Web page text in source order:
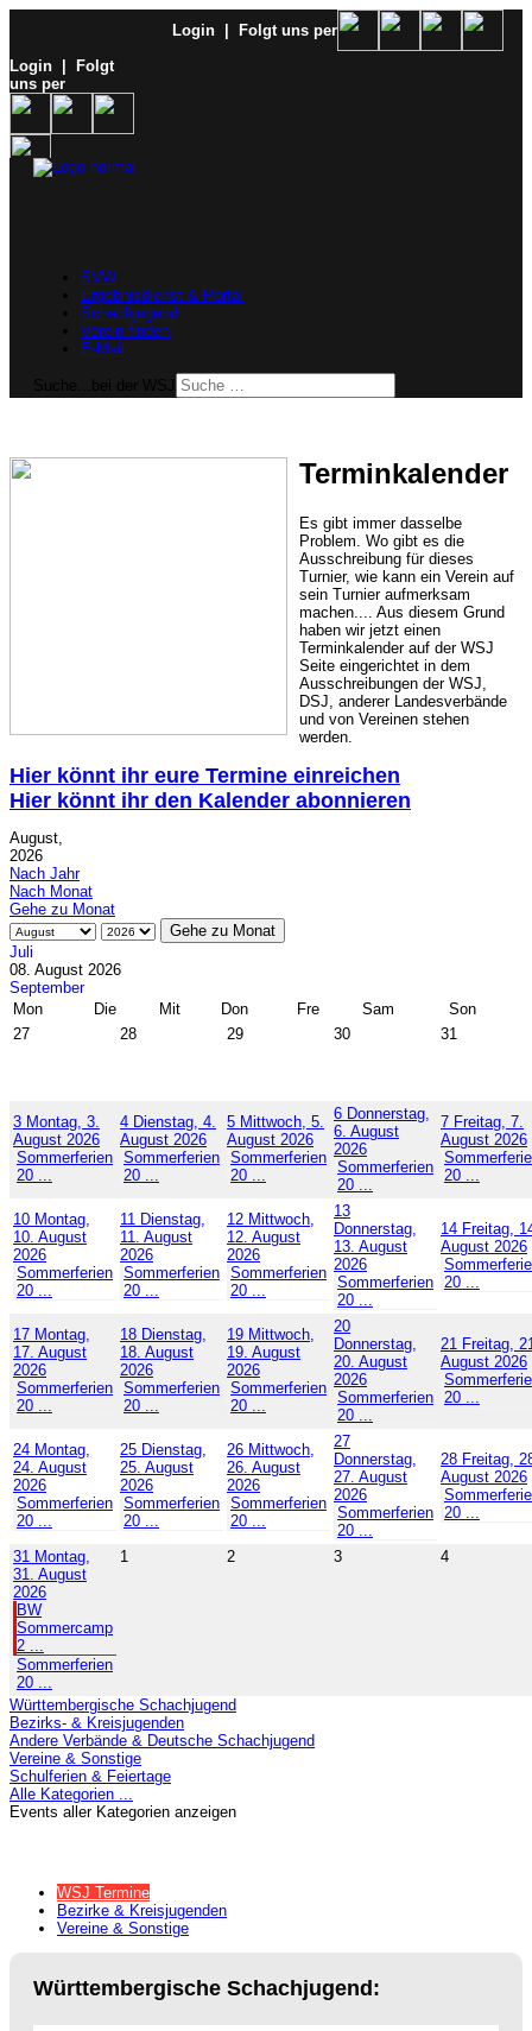
Login
| Folgt uns per
Login
| Folgt
uns per
SVW
Ergebnisdienst & Portal
Schachjugend
Verein finden
E-Mail
Terminkalender
Es gibt immer dasselbe
Problem. Wo gibt es die
Ausschreibung für dieses
Turnier, wie kann ein Verein auf
sein Turnier aufmerksam
machen.... Aus diesem Grund
haben wir jetzt einen
Terminkalender auf der WSJ
Seite eingerichtet in dem
Ausschreibungen der WSJ,
DSJ, anderer Landesverbände
und von Vereinen stehen
werden.
Hier könnt ihr eure Termine einreichen
Hier könnt ihr den Kalender abonnieren
August,
2026
Nach Jahr
Nach Monat
Gehe zu Monat
Gehe zu Monat
Juli
08. August 2026
September
Mon
Die Mit Don Fre Sam
Son
27
28 29 30 31
3 Montag, 3.
August 2026
Sommerferien
20 ...
4 Dienstag, 4.
August 2026
Sommerferien
20 ...
5 Mittwoch, 5.
August 2026
Sommerferien
20 ...
6 Donnerstag,
6. August
2026
Sommerferien
20 ...
7 Freitag, 7.
August 2026
20 ...
10 Montag,
10. August
2026
Sommerferien
20 ...
11 Dienstag,
11. August
2026
Sommerferien
20 ...
12 Mittwoch,
12. August
2026
Sommerferien
20 ...
13
Donnerstag,
13. August
2026
Sommerferien
20 ...
14 Freitag,
August 2026
20 ...
17 Montag,
17. August
2026
Sommerferien
20 ...
18 Dienstag,
18. August
2026
Sommerferien
20 ...
19 Mittwoch,
19. August
2026
Sommerferien
20 ...
20
Donnerstag,
20. August
2026
Sommerferien
20 ...
21 Freitag,
August 2026
20 ...
24 Montag,
24. August
2026
Sommerferien
20 ...
25 Dienstag,
25. August
2026
Sommerferien
20 ...
26 Mittwoch,
26. August
2026
Sommerferien
20 ...
27
Donnerstag,
27. August
2026
Sommerferien
20 ...
28 Freitag,
August 2026
20 ...
31 Montag,
31. August
2026
BW
Sommercamp
2 ...
Sommerferien
20 ...
1 2 3 4
Württembergische Schachjugend
Bezirks- & Kreisjugenden
Andere Verbände & Deutsche Schachjugend
Vereine & Sonstige
Schulferien & Feiertage
Alle Kategorien ...
Events aller Kategorien anzeigen
WSJ Termine
Bezirke & Kreisjugenden
Vereine & Sonstige
Württembergische Schachjugend: